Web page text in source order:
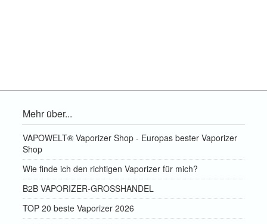
Mehr über...
VAPOWELT® Vaporizer Shop - Europas bester Vaporizer
Shop
Wie finde ich den richtigen Vaporizer für mich?
B2B VAPORIZER-GROSSHANDEL
TOP 20 beste Vaporizer 2026